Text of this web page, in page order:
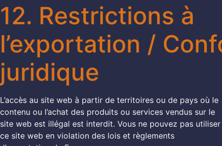
12. Restrictions à
l’exportation /
juridique
L’accès au site web à partir de territoires ou de pays où le
contenu ou l’achat des produits ou services vendus sur le
site web est illégal est interdit. Vous ne pouvez pas utiliser
ce site web en violation des lois et règlements